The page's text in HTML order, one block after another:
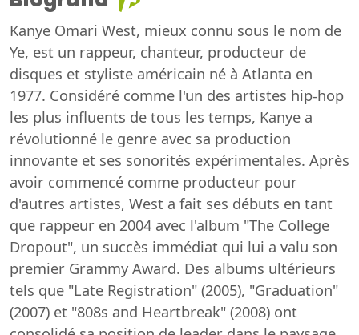
Kanye Omari West, mieux connu sous le nom de
Ye, est un rappeur, chanteur, producteur de
disques et styliste américain né à Atlanta en
1977. Considéré comme l'un des artistes hip-hop
les plus influents de tous les temps, Kanye a
révolutionné le genre avec sa production
innovante et ses sonorités expérimentales. Après
avoir commencé comme producteur pour
d'autres artistes, West a fait ses débuts en tant
que rappeur en 2004 avec l'album "The College
Dropout", un succès immédiat qui lui a valu son
premier Grammy Award. Des albums ultérieurs
tels que "Late Registration" (2005), "Graduation"
(2007) et "808s and Heartbreak" (2008) ont